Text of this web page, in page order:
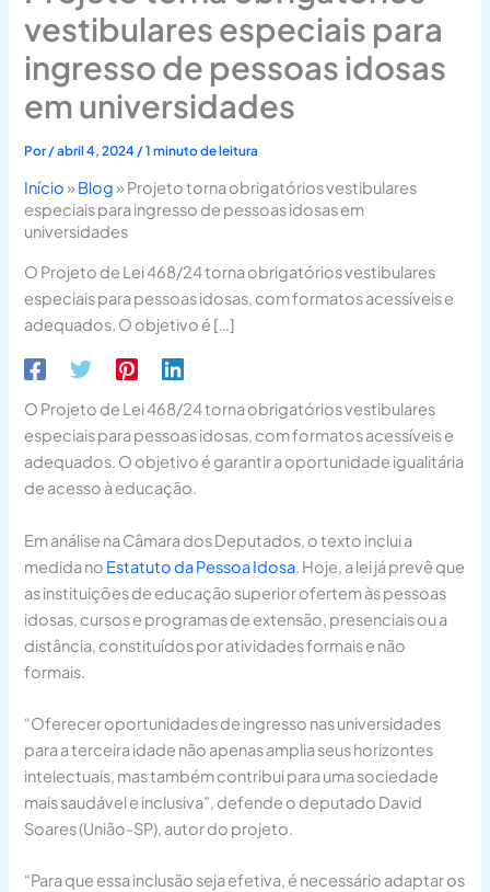
vestibulares especiais para
ingresso de pessoas idosas
em universidades
Por/abril 4, 2024 /1 minuto de leitura
Início» Blog» Projeto torna obrigatórios vestibulares
especiais para ingresso de pessoas idosas em
universidades
O Projeto de Lei 468/24 torna obrigatórios vestibulares
especiais para pessoas idosas, com formatos acessíveis e
adequados. O objetivo é […]
O Projeto de Lei 468/24 torna obrigatórios vestibulares
especiais para pessoas idosas, com formatos acessíveis e
adequados. O objetivo é garantir a oportunidade igualitária
de acesso à educação.
Em análise na Câmara dos Deputados, o texto inclui a
medida no Estatuto da Pessoa Idosa. Hoje, a lei já prevê que
as instituições de educação superior ofertem às pessoas
idosas, cursos e programas de extensão, presenciais ou a
distância, constituídos por atividades formais e não
formais.
“Oferecer oportunidades de ingresso nas universidades
para a terceira idade não apenas amplia seus horizontes
intelectuais, mas também contribui para uma sociedade
mais saudável e inclusiva”, defende o deputado David
Soares (União-SP), autor do projeto.
“Para que essa inclusão seja efetiva, é necessário adaptar os